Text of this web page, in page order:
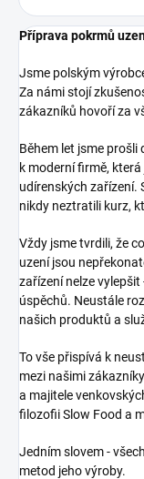
Příprava pokrmů
Jsme polským
Za námi stojí
zákazníků hovoří za
Během let jsme
k moderní firmě,
udírenských zařízení.
nikdy neztratili kurz,
Vždy jsme tvrdili, že
uzení jsou
zařízení nelze
úspěchů. Neustále
našich produktů a
To vše přispívá k
mezi našimi
a majitele
filozofii Slow Food a
Jedním slovem -
metod jeho výroby.